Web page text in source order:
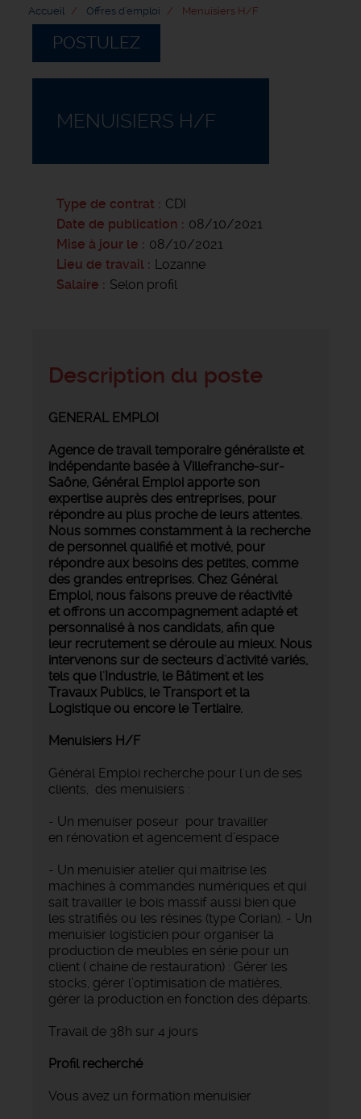
Accueil Offres d'emploi Menuisiers H/F
POSTULEZ
MENUISIERS H/F
Type de contrat
CDI
Date de publication
08/10/2021
Mise à jour le
08/10/2021
Lieu de travail
Lozanne
Salaire
Selon profil
Description du poste
GENERAL EMPLOI
Agence de travail temporaire généraliste et
indépendante basée à Villefranche-sur-
Saône, Général Emploi apporte son
expertise auprès des entreprises, pour
répondre au plus proche de leurs attentes.
Nous sommes constamment à la recherche
de personnel qualifié et motivé, pour
répondre aux besoins des petites, comme
des grandes entreprises. Chez Général
Emploi, nous faisons preuve de réactivité
et offrons un accompagnement adapté et
personnalisé à nos candidats, afin que
leur recrutement se déroule au mieux. Nous
intervenons sur de secteurs d'activité variés,
tels que l'Industrie, le Bâtiment et les
Travaux Publics, le Transport et la
Logistique ou encore le Tertiaire.
Menuisiers H/F
Général Emploi recherche pour l'un de ses
clients, des menuisiers :
- Un menuiser poseur pour travailler
en rénovation et agencement d’espace
- Un menuisier atelier qui maitrise les
machines à commandes numériques et qui
sait travailler le bois massif aussi bien que
les stratifiés ou les résines (type Corian). - Un
menuisier logisticien pour organiser la
production de meubles en série pour un
client ( chaine de restauration) : Gérer les
stocks, gérer l’optimisation de matières,
gérer la production en fonction des départs.
Travail de 38h sur 4 jours
Profil recherché
Vous avez un formation menuisier